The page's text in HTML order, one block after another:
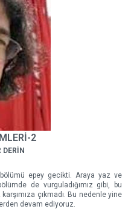
2
epey gecikti. Araya yaz ve
de vurguladığımız gibi, bu
çıkmadı. Bu nedenle yine
devam ediyoruz.